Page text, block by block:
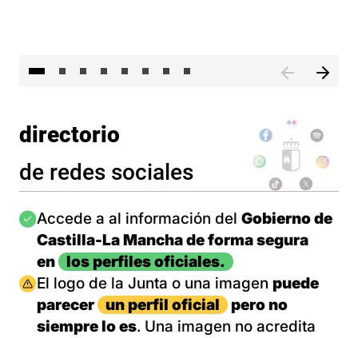
directorio
de redes sociales
Imagen
Accede a al información del Gobierno de
Castilla-La Mancha de forma segura
en
los perfiles oficiales.
Imagen
El logo de la Junta o una imagen puede
parecer
un perfil oficial
pero no
siempre lo es. Una imagen no acredita